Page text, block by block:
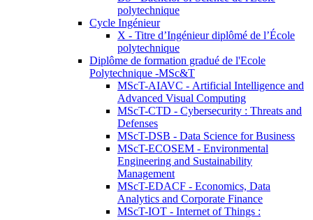
polytechnique
Cycle Ingénieur
X - Titre d’Ingénieur diplômé de l’École
polytechnique
Diplôme de formation gradué de l'Ecole
Polytechnique -MSc&T
MScT-AIAVC - Artificial Intelligence and
Advanced Visual Computing
MScT-CTD - Cybersecurity : Threats and
Defenses
MScT-DSB - Data Science for Business
MScT-ECOSEM - Environmental
Engineering and Sustainability
Management
MScT-EDACF - Economics, Data
Analytics and Corporate Finance
MScT-IOT - Internet of Things :